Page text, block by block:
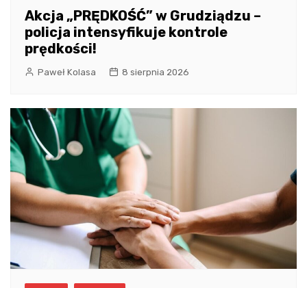
Akcja „PRĘDKOŚĆ” w Grudziądzu –
policja intensyfikuje kontrole
prędkości!
Paweł Kolasa 8 sierpnia 2026